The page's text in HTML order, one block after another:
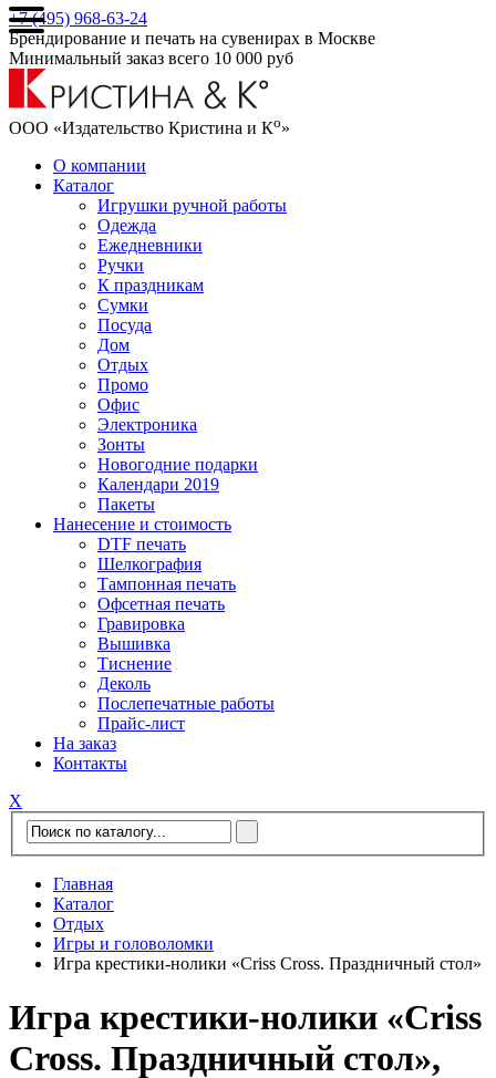
+7 (495) 968-63-24
Брендирование и печать на сувенирах в Москве
Минимальный заказ всего 10 000 руб
ООО «Издательство Кристина и Ко»
О компании
Каталог
Игрушки ручной работы
Одежда
Ежедневники
Ручки
К праздникам
Сумки
Посуда
Дом
Отдых
Промо
Офис
Электроника
Зонты
Новогодние подарки
Календари 2019
Пакеты
Нанесение и стоимость
DTF печать
Шелкография
Тампонная печать
Офсетная печать
Гравировка
Вышивка
Тиснение
Деколь
Послепечатные работы
Прайс-лист
На заказ
Контакты
Х
Главная
Каталог
Отдых
Игры и головоломки
Игра крестики-нолики «Criss Cross. Праздничный стол»
Игра крестики-нолики «Criss
Cross. Праздничный стол»,